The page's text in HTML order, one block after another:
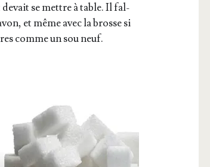
devait se mettre à table. Il fal­
et même avec la brosse si
comme un sou neuf.